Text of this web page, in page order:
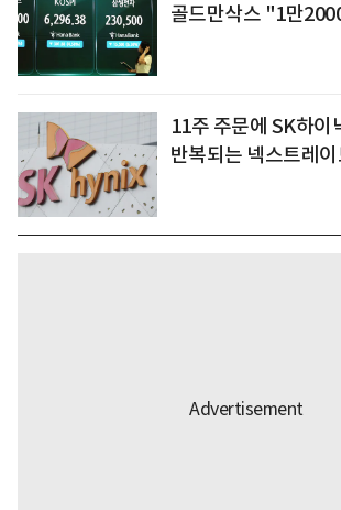
골드만삭스 "1만
11주 주문에 SK하
반복되는 넥스트레